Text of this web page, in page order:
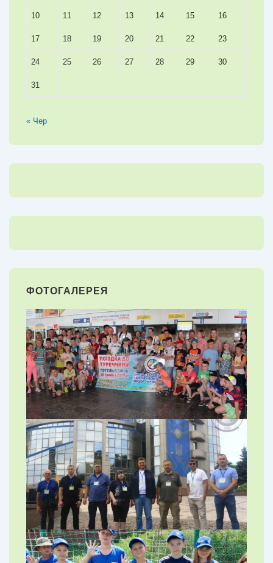
10 11 12 13 14 15 16
17 18 19 20 21 22 23
24 25 26 27 28 29 30
31
« Чер
ФОТОГАЛЕРЕЯ